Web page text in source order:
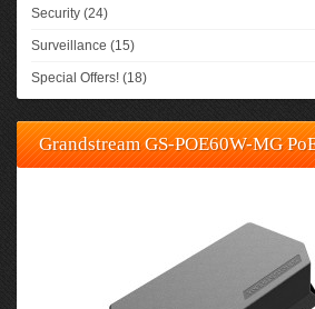
Security (24)
Surveillance (15)
Special Offers! (18)
Grandstream GS-POE60W-MG